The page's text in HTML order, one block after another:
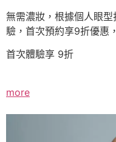
無需濃妝，根據個人眼
驗，首次預約享9折優惠
首次體驗享 9折
more